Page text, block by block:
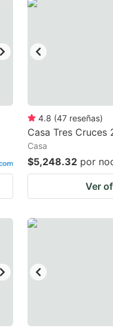
keyboard
shortcuts
for
changing
4.8 (47 reseñas)
Casa Tres Cruces
Casa
$5,248.32 por
Ver